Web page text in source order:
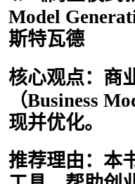
Model
斯特瓦德
核心观点：商
（Business
现并优化。
推荐理由：本